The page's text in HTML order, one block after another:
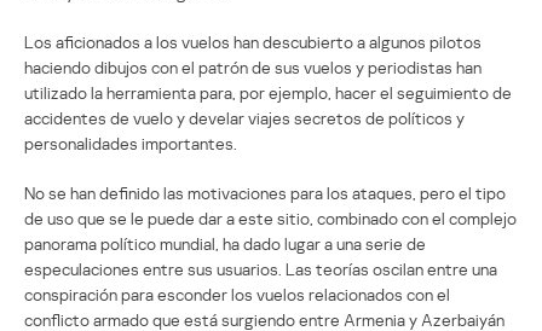
Los aficionados a los vuelos han descubierto a algunos pilotos
haciendo dibujos con el patrón de sus vuelos y periodistas han
utilizado la herramienta para, por ejemplo, hacer el seguimiento de
accidentes de vuelo y develar viajes secretos de políticos y
personalidades importantes.
No se han definido las motivaciones para los ataques, pero el tipo
de uso que se le puede dar a este sitio, combinado con el complejo
panorama político mundial, ha dado lugar a una serie de
especulaciones entre sus usuarios. Las teorías oscilan entre una
conspiración para esconder los vuelos relacionados con el
conflicto armado que está surgiendo entre Armenia y Azerbaiyán